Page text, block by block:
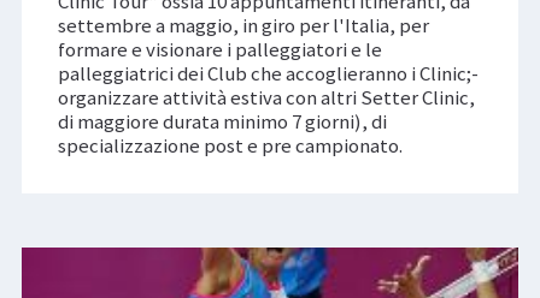
settembre a maggio, in giro per l'Italia, per
formare e visionare i palleggiatori e le
palleggiatrici dei Club che accoglieranno i Clinic;-
organizzare attività estiva con altri Setter Clinic,
di maggiore durata minimo 7 giorni), di
specializzazione post e pre campionato.